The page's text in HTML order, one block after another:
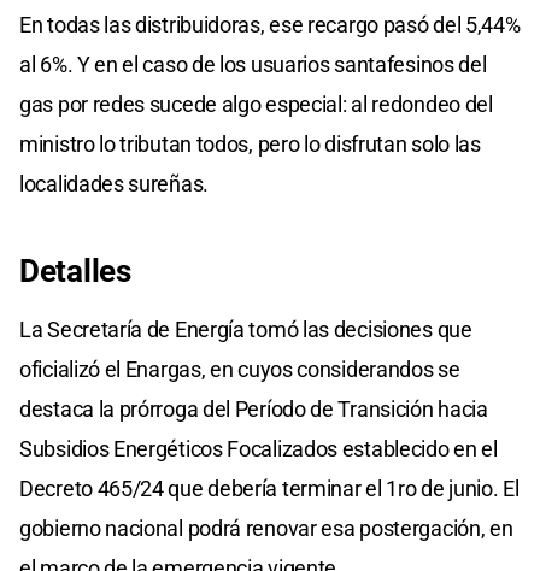
En todas las distribuidoras, ese recargo pasó del 5,44%
al 6%. Y en el caso de los usuarios santafesinos del
gas por redes sucede algo especial: al redondeo del
ministro lo tributan todos, pero lo disfrutan solo las
localidades sureñas.
Detalles
La Secretaría de Energía tomó las decisiones que
oficializó el Enargas, en cuyos considerandos se
destaca la prórroga del Período de Transición hacia
Subsidios Energéticos Focalizados establecido en el
Decreto 465/24 que debería terminar el 1ro de junio. El
gobierno nacional podrá renovar esa postergación, en